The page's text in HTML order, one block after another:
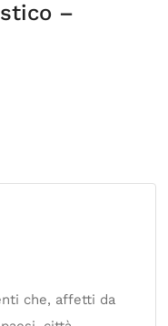
–
che, affetti da